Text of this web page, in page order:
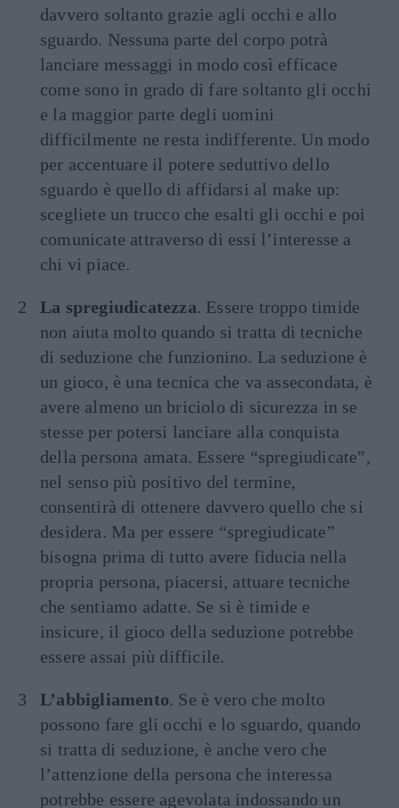
davvero soltanto grazie agli occhi e allo
sguardo. Nessuna parte del corpo potrà
lanciare messaggi in modo così efficace
come sono in grado di fare soltanto gli occhi
e la maggior parte degli uomini
difficilmente ne resta indifferente. Un modo
per accentuare il potere seduttivo dello
sguardo è quello di affidarsi al make up:
scegliete un trucco che esalti gli occhi e poi
comunicate attraverso di essi l’interesse a
chi vi piace.
La spregiudicatezza. Essere troppo timide
non aiuta molto quando si tratta di tecniche
di seduzione che funzionino. La seduzione è
un gioco, è una tecnica che va assecondata, è
avere almeno un briciolo di sicurezza in se
stesse per potersi lanciare alla conquista
della persona amata. Essere “spregiudicate”,
nel senso più positivo del termine,
consentirà di ottenere davvero quello che si
desidera. Ma per essere “spregiudicate”
bisogna prima di tutto avere fiducia nella
propria persona, piacersi, attuare tecniche
che sentiamo adatte. Se si è timide e
insicure, il gioco della seduzione potrebbe
essere assai più difficile.
L’abbigliamento. Se è vero che molto
possono fare gli occhi e lo sguardo, quando
si tratta di seduzione, è anche vero che
l’attenzione della persona che interessa
potrebbe essere agevolata indossando un